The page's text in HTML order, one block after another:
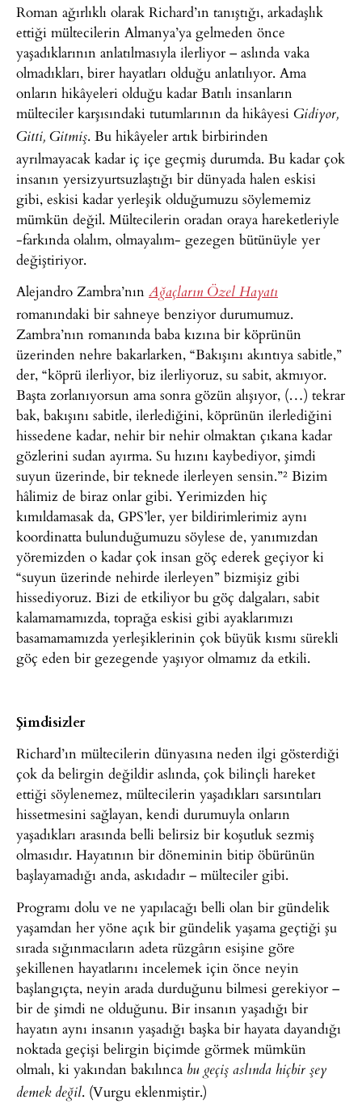
Roman ağırlıklı olarak Richard’ın tanıştığı, arkadaşlık
ettiği mültecilerin Almanya’ya gelmeden önce
yaşadıklarının anlatılmasıyla ilerliyor – aslında vaka
olmadıkları, birer hayatları olduğu anlatılıyor. Ama
onların hikâyeleri olduğu kadar Batılı insanların
mülteciler karşısındaki tutumlarının da hikâyesi Gidiyor,
Gitti, Gitmiş. Bu hikâyeler artık birbirinden
ayrılmayacak kadar iç içe geçmiş durumda. Bu kadar çok
insanın yersizyurtsuzlaştığı bir dünyada halen eskisi
gibi, eskisi kadar yerleşik olduğumuzu söylememiz
mümkün değil. Mültecilerin oradan oraya hareketleriyle
-farkında olalım, olmayalım- gezegen bütünüyle yer
değiştiriyor.
Alejandro Zambra’nın Ağaçların Özel Hayatı
romanındaki bir sahneye benziyor durumumuz.
Zambra’nın romanında baba kızına bir köprünün
üzerinden nehre bakarlarken, “Bakışını akıntıya sabitle,”
der, “köprü ilerliyor, biz ilerliyoruz, su sabit, akmıyor.
Başta zorlanıyorsun ama sonra gözün alışıyor, (…) tekrar
bak, bakışını sabitle, ilerlediğini, köprünün ilerlediğini
hissedene kadar, nehir bir nehir olmaktan çıkana kadar
gözlerini sudan ayırma. Su hızını kaybediyor, şimdi
suyun üzerinde, bir teknede ilerleyen sensin.”² Bizim
hâlimiz de biraz onlar gibi. Yerimizden hiç
kımıldamasak da, GPS’ler, yer bildirimlerimiz aynı
koordinatta bulunduğumuzu söylese de, yanımızdan
yöremizden o kadar çok insan göç ederek geçiyor ki
“suyun üzerinde nehirde ilerleyen” bizmişiz gibi
hissediyoruz. Bizi de etkiliyor bu göç dalgaları, sabit
kalamamamızda, toprağa eskisi gibi ayaklarımızı
basamamamızda yerleşiklerinin çok büyük kısmı sürekli
göç eden bir gezegende yaşıyor olmamız da etkili.
Şimdisizler
Richard’ın mültecilerin dünyasına neden ilgi gösterdiği
çok da belirgin değildir aslında, çok bilinçli hareket
ettiği söylenemez, mültecilerin yaşadıkları sarsıntıları
hissetmesini sağlayan, kendi durumuyla onların
yaşadıkları arasında belli belirsiz bir koşutluk sezmiş
olmasıdır. Hayatının bir döneminin bitip öbürünün
başlayamadığı anda, askıdadır – mülteciler gibi.
Programı dolu ve ne yapılacağı belli olan bir gündelik
yaşamdan her yöne açık bir gündelik yaşama geçtiği şu
sırada sığınmacıların adeta rüzgârın esişine göre
şekillenen hayatlarını incelemek için önce neyin
başlangıçta, neyin arada durduğunu bilmesi gerekiyor –
bir de şimdi ne olduğunu. Bir insanın yaşadığı bir
hayatın aynı insanın yaşadığı başka bir hayata dayandığı
noktada geçişi belirgin biçimde görmek mümkün
olmalı, ki yakından bakılınca bu geçiş aslında hiçbir şey
demek değil. (Vurgu eklenmiştir.)